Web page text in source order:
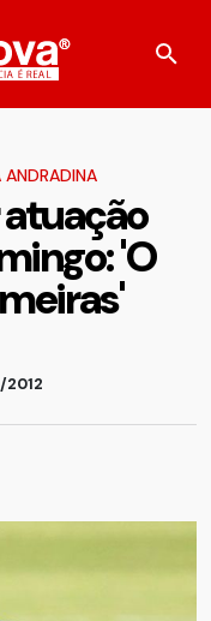
ANDRADINA
'O
2012